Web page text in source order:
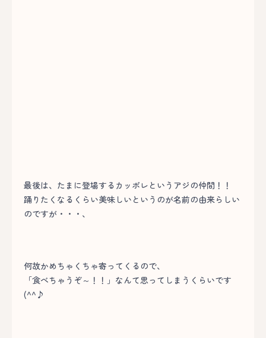
最後は、たまに登場するカッポレというアジの仲間！！
踊りたくなるくらい美味しいというのが名前の由来らしい
のですが・・・、
何故かめちゃくちゃ寄ってくるので、
「食べちゃうぞ～！！」なんて思ってしまうくらいです
(^^♪